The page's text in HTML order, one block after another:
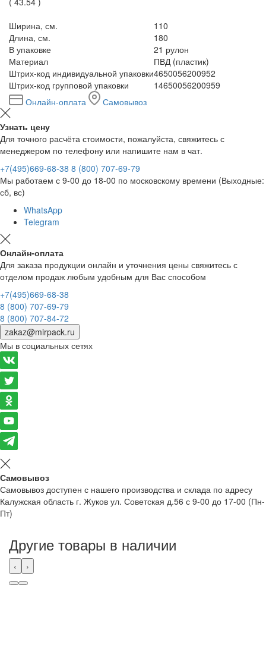
Ширина, см.
110
Длина, см.
180
В упаковке
21 рулон
Материал
ПВД (пластик)
Штрих-код индивидуальной упаковки4650056200952
Штрих-код групповой упаковки
14650056200959
Онлайн-оплата
Самовывоз
Узнать цену
Для точного расчёта стоимости, пожалуйста, свяжитесь с
менеджером по телефону или напишите нам в чат.
+7(495)669-68-38 8 (800) 707-69-79
Мы работаем с 9-00 до 18-00 по московскому времени (Выходные:
сб, вс)
WhatsApp
Telegram
Онлайн-оплата
Для заказа продукции онлайн и уточнения цены свяжитесь с
отделом продаж любым удобным для Вас способом
+7(495)669-68-38
8 (800) 707-69-79
8 (800) 707-84-72
zakaz@mirpack.ru
Мы в социальных сетях
Самовывоз
Самовывоз доступен с нашего производства и склада по адресу
Калужская область г. Жуков ул. Советская д.56 с 9-00 до 17-00 (Пн-
Пт)
Другие товары в наличии
‹ ›